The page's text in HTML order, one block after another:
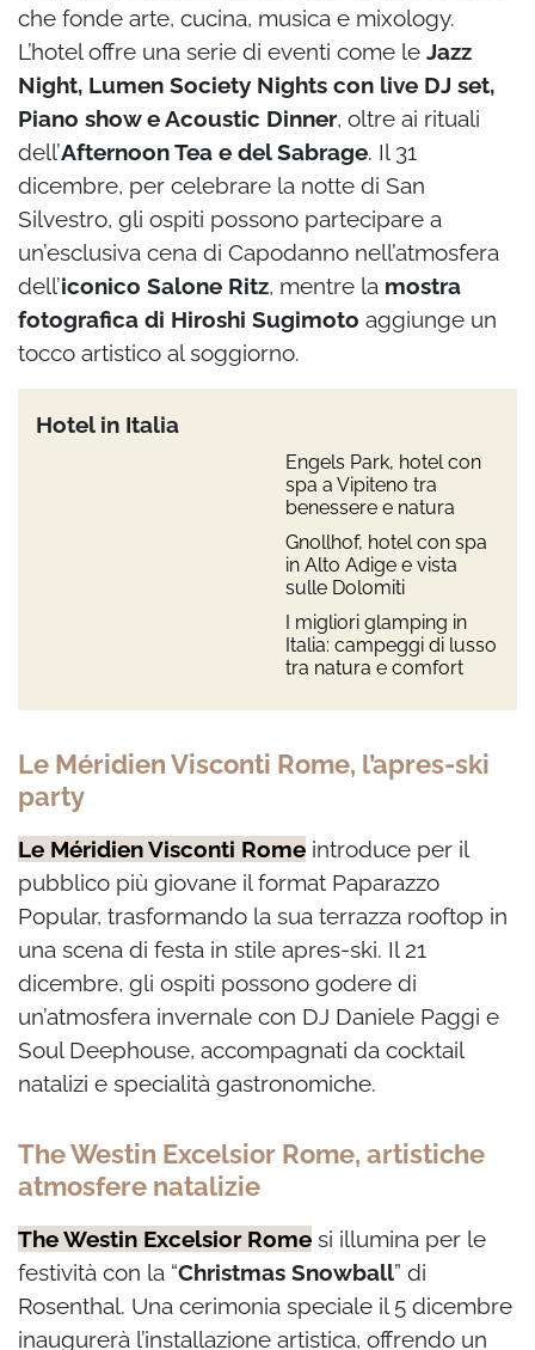
che fonde arte, cucina, musica e mixology.
L’hotel offre una serie di eventi come le Jazz
Night, Lumen Society Nights con live DJ set,
Piano show e Acoustic Dinner, oltre ai rituali
dell’Afternoon Tea e del Sabrage. Il 31
dicembre, per celebrare la notte di San
Silvestro, gli ospiti possono partecipare a
un’esclusiva cena di Capodanno nell’atmosfera
dell’iconico Salone Ritz, mentre la mostra
fotografica di Hiroshi Sugimoto aggiunge un
tocco artistico al soggiorno.
Hotel in Italia
Engels Park, hotel con
spa a Vipiteno tra
benessere e natura
Gnollhof, hotel con spa
in Alto Adige e vista
sulle Dolomiti
I migliori glamping in
Italia: campeggi di lusso
tra natura e comfort
Le Méridien Visconti Rome, l’apres-ski
party
Le Méridien Visconti Rome introduce per il
pubblico più giovane il format Paparazzo
Popular, trasformando la sua terrazza rooftop in
una scena di festa in stile apres-ski. Il 21
dicembre, gli ospiti possono godere di
un’atmosfera invernale con DJ Daniele Paggi e
Soul Deephouse, accompagnati da cocktail
natalizi e specialità gastronomiche.
The Westin Excelsior Rome, artistiche
atmosfere natalizie
The Westin Excelsior Rome si illumina per le
festività con la “Christmas Snowball” di
Rosenthal. Una cerimonia speciale il 5 dicembre
inaugurerà l’installazione artistica, offrendo un